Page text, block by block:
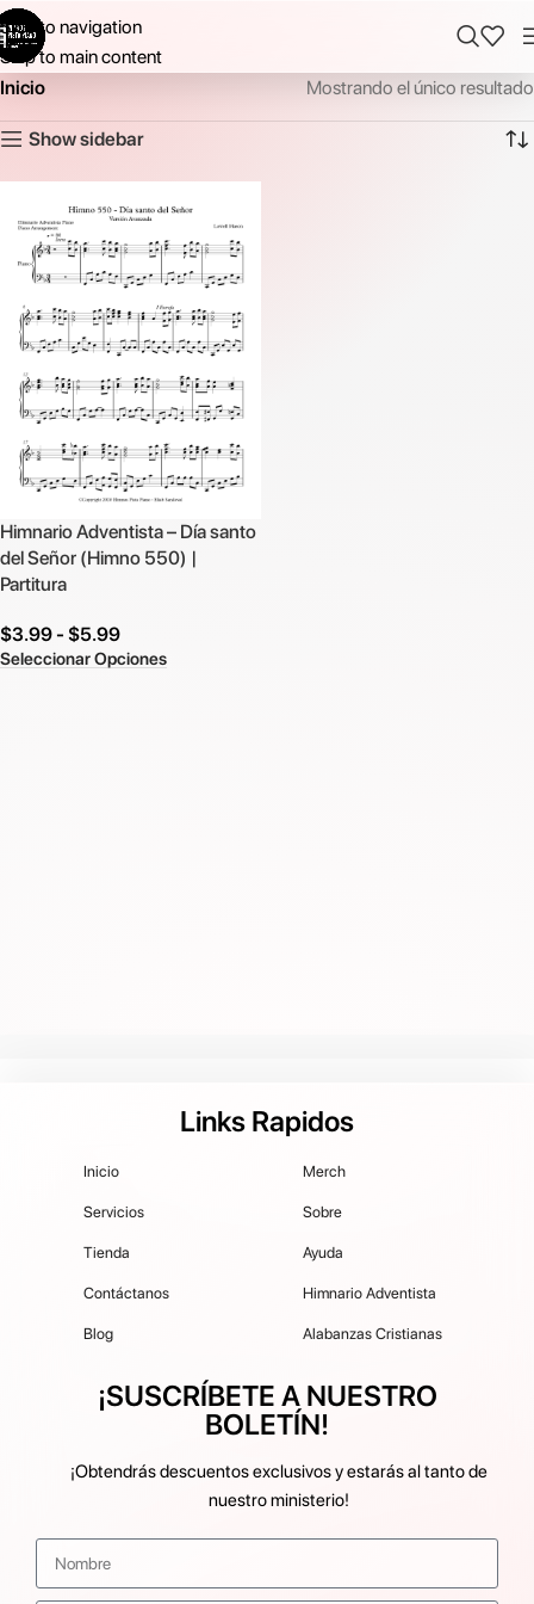
Skip to navigation
Skip to main content
Inicio
Mostrando el único resultado
Show sidebar
Himnario Adventista – Día santo
del Señor (Himno 550) |
Partitura
$3.99 - $5.99
Seleccionar Opciones
Links Rapidos
Inicio
Servicios
Tienda
Contáctanos
Blog
Merch
Sobre
Ayuda
Himnario Adventista
Alabanzas Cristianas
¡SUSCRÍBETE A NUESTRO
BOLETÍN!
¡Obtendrás descuentos exclusivos y estarás al tanto de
nuestro ministerio!